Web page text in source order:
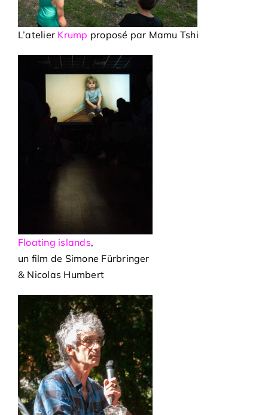
L’atelier Krump proposé par Mamu Tshi
Floating islands,
un film de Simone Fürbringer
& Nicolas Humbert